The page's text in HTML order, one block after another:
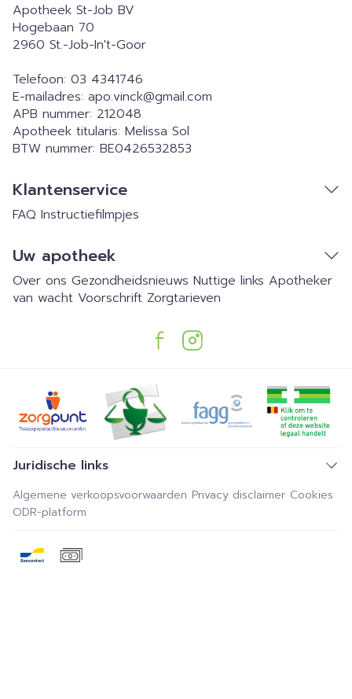
Apotheek St-Job BV
Hogebaan 70
2960 St.-Job-In't-Goor
Telefoon: 03 4341746
E-mailadres: apo.vinck@gmail.com
APB nummer: 212048
Apotheek titularis: Melissa Sol
BTW nummer: BE0426532853
Klantenservice
FAQ Instructiefilmpjes
Uw apotheek
Over ons Gezondheidsnieuws Nuttige links Apotheker
van wacht Voorschrift Zorgtarieven
Juridische links
Algemene verkoopsvoorwaarden Privacy disclaimer Cookies
ODR-platform